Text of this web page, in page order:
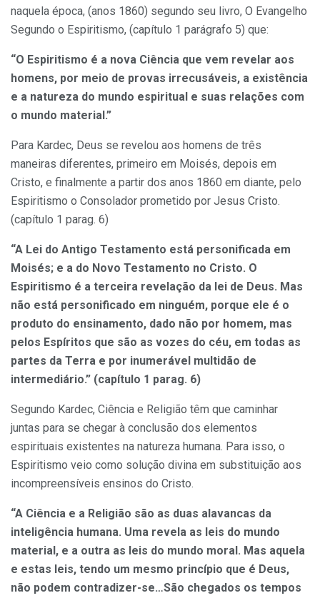
naquela época, (anos 1860) segundo seu livro, O Evangelho
Segundo o Espiritismo, (capítulo 1 parágrafo 5) que:
“O Espiritismo é a nova Ciência que vem revelar aos
homens, por meio de provas irrecusáveis, a existência
e a natureza do mundo espiritual e suas relações com
o mundo material.”
Para Kardec, Deus se revelou aos homens de três
maneiras diferentes, primeiro em Moisés, depois em
Cristo, e finalmente a partir dos anos 1860 em diante, pelo
Espiritismo o Consolador prometido por Jesus Cristo.
(capítulo 1 parag. 6)
“A Lei do Antigo Testamento está personificada em
Moisés; e a do Novo Testamento no Cristo. O
Espiritismo é a terceira revelação da lei de Deus. Mas
não está personificado em ninguém, porque ele é o
produto do ensinamento, dado não por homem, mas
pelos Espíritos que são as vozes do céu, em todas as
partes da Terra e por inumerável multidão de
intermediário.” (capítulo 1 parag. 6)
Segundo Kardec, Ciência e Religião têm que caminhar
juntas para se chegar à conclusão dos elementos
espirituais existentes na natureza humana. Para isso, o
Espiritismo veio como solução divina em substituição aos
incompreensíveis ensinos do Cristo.
“A Ciência e a Religião são as duas alavancas da
inteligência humana. Uma revela as leis do mundo
material, e a outra as leis do mundo moral. Mas aquela
e estas leis, tendo um mesmo princípio que é Deus,
não podem contradizer-se…São chegados os tempos